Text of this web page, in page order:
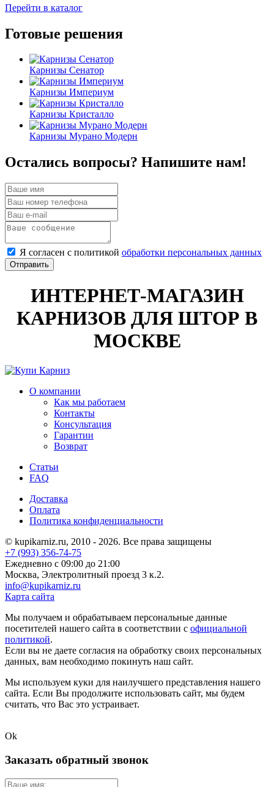
Перейти в каталог
Готовые решения
Карнизы Сенатор
Карнизы Империум
Карнизы Кристалло
Карнизы Мурано Модерн
Остались вопросы? Напишите нам!
Я согласен с политикой обработки персональных данных
ИНТЕРНЕТ-МАГАЗИН
КАРНИЗОВ ДЛЯ ШТОР В
МОСКВЕ
О компании
Как мы работаем
Контакты
Консультация
Гарантии
Возврат
Статьи
FAQ
Доставка
Оплата
Политика конфиденциальности
© kupikarniz.ru, 2010 - 2026. Все права защищены
+7 (993) 356-74-75
Eжедневно с 09:00 до 21:00
Москва, Электролитный проезд 3 к.2.
info@kupikarniz.ru
Карта сайта
Мы получаем и обрабатываем персональные данные
посетителей нашего сайта в соответствии с официальной
политикой.
Если вы не даете согласия на обработку своих персональных
данных, вам необходимо покинуть наш сайт.
Мы используем куки для наилучшего представления нашего
сайта. Если Вы продолжите использовать сайт, мы будем
считать, что Вас это устраивает.
Ok
Заказать обратный звонок